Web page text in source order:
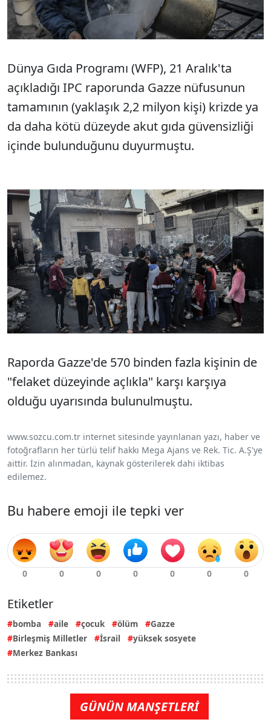
Dünya Gıda Programı (WFP), 21 Aralık'ta
açıkladığı IPC raporunda Gazze nüfusunun
tamamının (yaklaşık 2,2 milyon kişi) krizde ya
da daha kötü düzeyde akut gıda güvensizliği
içinde bulunduğunu duyurmuştu.
Raporda Gazze'de 570 binden fazla kişinin de
"felaket düzeyinde açlıkla" karşı karşıya
olduğu uyarısında bulunulmuştu.
www.sozcu.com.tr internet sitesinde yayınlanan yazı, haber ve
fotoğrafların her türlü telif hakkı Mega Ajans ve Rek. Tic. A.Ş'ye
aittir. İzin alınmadan, kaynak gösterilerek dahi iktibas
edilemez.
Bu habere emoji ile tepki ver
Etiketler
bomba aile çocuk ölüm
Gazze
Birleşmiş Milletler
İsrail
yüksek sosyete
Merkez Bankası
GÜNÜN MANŞETLERİ